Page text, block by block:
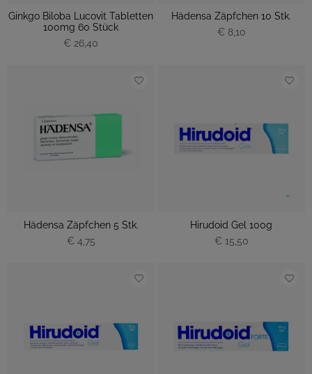
Ginkgo Biloba Lucovit Tabletten
100mg 60 Stück
€ 26,40
Hädensa Zäpfchen 10 Stk.
€ 8,10
Hädensa Zäpfchen 5 Stk.
€ 4,75
Hirudoid Gel 100g
€ 15,50